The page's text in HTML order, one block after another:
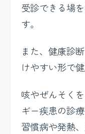
受診できる場
す。
また、健康診
けやすい形で
咳やぜんそく
ギー疾患の診
習慣病や発熱